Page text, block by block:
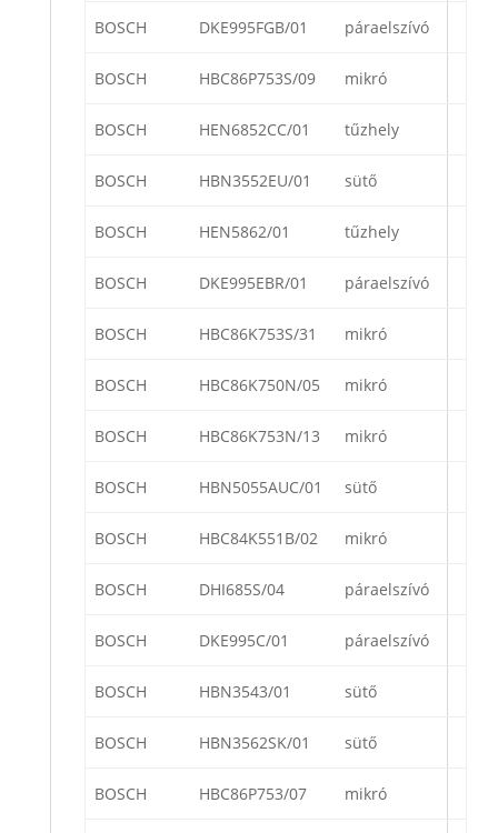
BOSCH DKE995FGB/01 páraelszívó
BOSCH HBC86P753S/09 mikró
BOSCH HEN6852CC/01 tűzhely
BOSCH HBN3552EU/01 sütő
BOSCH HEN5862/01 tűzhely
BOSCH DKE995EBR/01 páraelszívó
BOSCH HBC86K753S/31 mikró
BOSCH HBC86K750N/05 mikró
BOSCH HBC86K753N/13 mikró
BOSCH HBN5055AUC/01 sütő
BOSCH HBC84K551B/02 mikró
BOSCH DHI685S/04 páraelszívó
BOSCH DKE995C/01 páraelszívó
BOSCH HBN3543/01 sütő
BOSCH HBN3562SK/01 sütő
BOSCH HBC86P753/07 mikró